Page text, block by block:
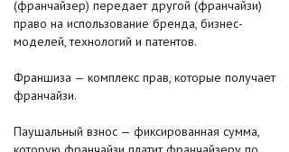
(франчайзер) передает другой (франчайзи)
право на использование бренда, бизнес-
моделей, технологий и патентов.
Франшиза — комплекс прав, которые получает
франчайзи.
Паушальный взнос — фиксированная сумма,